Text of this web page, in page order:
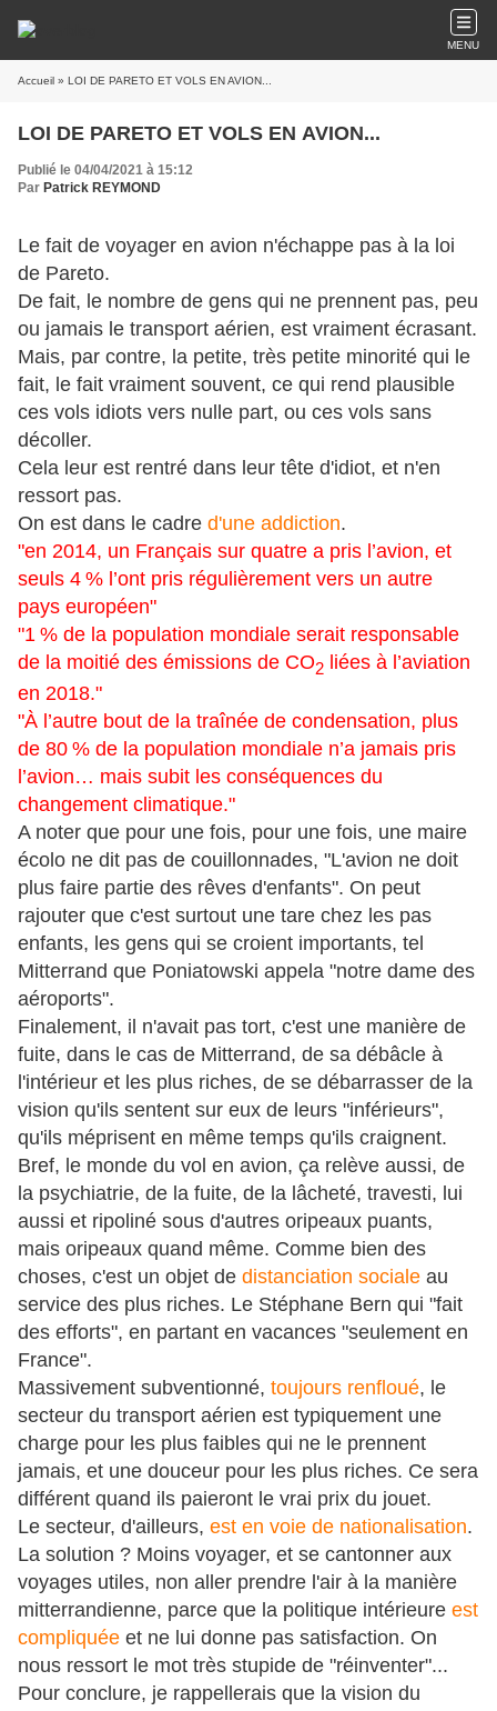
MENU
Accueil » LOI DE PARETO ET VOLS EN AVION...
LOI DE PARETO ET VOLS EN AVION...
Publié le 04/04/2021 à 15:12
Par Patrick REYMOND
Le fait de voyager en avion n'échappe pas à la loi
de Pareto.
De fait, le nombre de gens qui ne prennent pas, peu
ou jamais le transport aérien, est vraiment écrasant.
Mais, par contre, la petite, très petite minorité qui le
fait, le fait vraiment souvent, ce qui rend plausible
ces vols idiots vers nulle part, ou ces vols sans
décoller.
Cela leur est rentré dans leur tête d'idiot, et n'en
ressort pas.
On est dans le cadre d'une addiction.
"en 2014, un Français sur quatre a pris l’avion, et
seuls 4 % l’ont pris régulièrement vers un autre
pays européen"
"1 % de la population mondiale serait responsable
de la moitié des émissions de CO2 liées à l’aviation
en 2018."
"À l’autre bout de la traînée de condensation, plus
de 80 % de la population mondiale n’a jamais pris
l’avion… mais subit les conséquences du
changement climatique."
A noter que pour une fois, pour une fois, une maire
écolo ne dit pas de couillonnades, "L'avion ne doit
plus faire partie des rêves d'enfants". On peut
rajouter que c'est surtout une tare chez les pas
enfants, les gens qui se croient importants, tel
Mitterrand que Poniatowski appela "notre dame des
aéroports".
Finalement, il n'avait pas tort, c'est une manière de
fuite, dans le cas de Mitterrand, de sa débâcle à
l'intérieur et les plus riches, de se débarrasser de la
vision qu'ils sentent sur eux de leurs "inférieurs",
qu'ils méprisent en même temps qu'ils craignent.
Bref, le monde du vol en avion, ça relève aussi, de
la psychiatrie, de la fuite, de la lâcheté, travesti, lui
aussi et ripoliné sous d'autres oripeaux puants,
mais oripeaux quand même. Comme bien des
choses, c'est un objet de distanciation sociale au
service des plus riches. Le Stéphane Bern qui "fait
des efforts", en partant en vacances "seulement en
France".
Massivement subventionné, toujours renfloué, le
secteur du transport aérien est typiquement une
charge pour les plus faibles qui ne le prennent
jamais, et une douceur pour les plus riches. Ce sera
différent quand ils paieront le vrai prix du jouet.
Le secteur, d'ailleurs, est en voie de nationalisation.
La solution ? Moins voyager, et se cantonner aux
voyages utiles, non aller prendre l'air à la manière
mitterrandienne, parce que la politique intérieure est
compliquée et ne lui donne pas satisfaction. On
nous ressort le mot très stupide de "réinventer"...
Pour conclure, je rappellerais que la vision du